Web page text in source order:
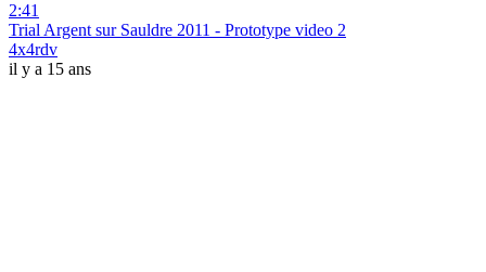
2:41
Trial Argent sur Sauldre 2011 - Prototype video 2
4x4rdv
il y a 15 ans